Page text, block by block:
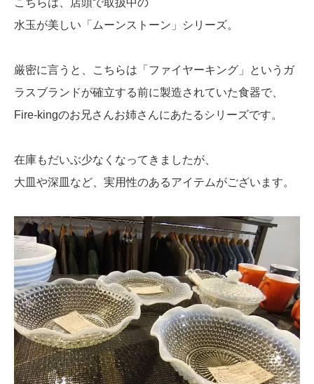
水玉が美しい「ムーンストーン」シリーズ。
厳密に言うと、こちらは「ファイヤーキング」というガ
ラスブランドが確立する前に製造されていた食器で、
Fire-kingのお兄さんお姉さんにあたるシリーズです。
在庫もだいぶ少なくなってきましたが、
大皿や深皿など、実用性のあるアイテムがございます。